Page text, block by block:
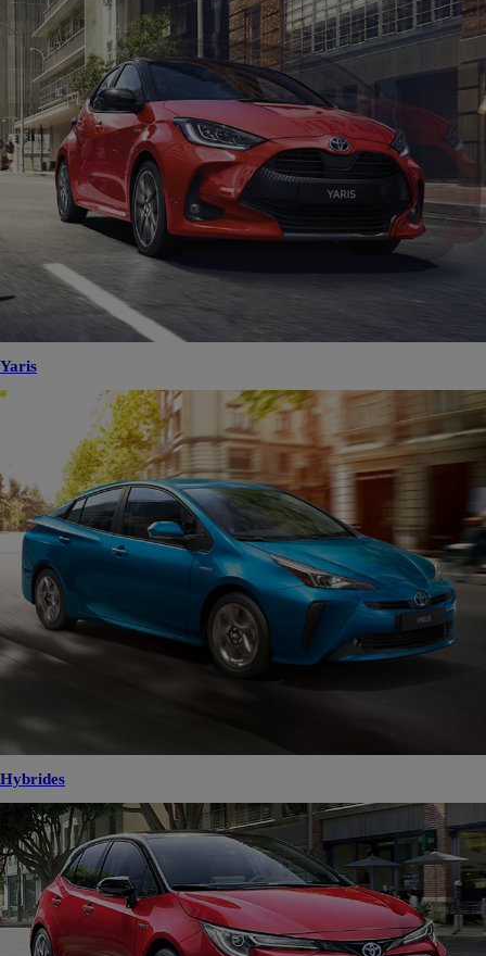
Yaris
Hybrides